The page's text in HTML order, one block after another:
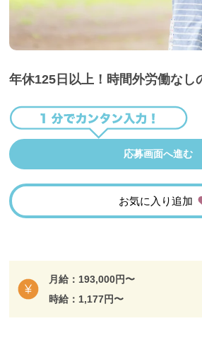
年休125日以上！時間外労働なし
応募画面へ進む
お気に入り追加
月給：193,000円〜
時給：1,177円〜